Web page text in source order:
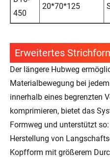
450
20*70*125
Erweitertes
Der längere Hubweg
Materialbewegung bei
innerhalb eines begrenzten
komprimieren, bietet das
Formweg und unterstützt so:
Herstellung von
Kopfform mit größerem